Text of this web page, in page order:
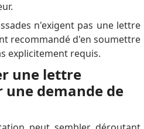
n'exigent pas une lettre
recommandé d'en soumettre
explicitement requis.
une lettre
demande de